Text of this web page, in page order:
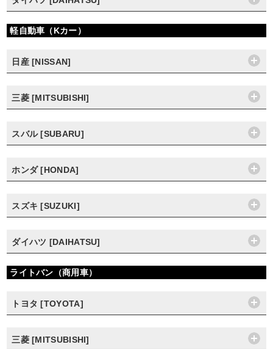
軽自動車（Kカー）
日産 [NISSAN]
三菱 [MITSUBISHI]
スバル [SUBARU]
ホンダ [HONDA]
スズキ [SUZUKI]
ダイハツ [DAIHATSU]
ライトバン（商用車）
トヨタ [TOYOTA]
三菱 [MITSUBISHI]